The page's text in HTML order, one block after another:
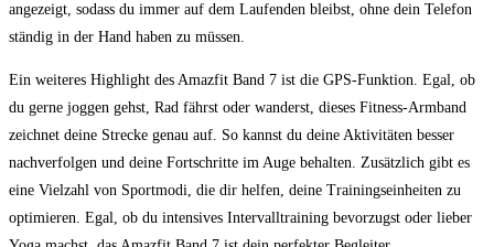
angezeigt, sodass du immer auf dem Laufenden bleibst, ohne dein Telefon
ständig in der Hand haben zu müssen.
Ein weiteres Highlight des Amazfit Band 7 ist die GPS-Funktion. Egal, ob
du gerne joggen gehst, Rad fährst oder wanderst, dieses Fitness-Armband
zeichnet deine Strecke genau auf. So kannst du deine Aktivitäten besser
nachverfolgen und deine Fortschritte im Auge behalten. Zusätzlich gibt es
eine Vielzahl von Sportmodi, die dir helfen, deine Trainingseinheiten zu
optimieren. Egal, ob du intensives Intervalltraining bevorzugst oder lieber